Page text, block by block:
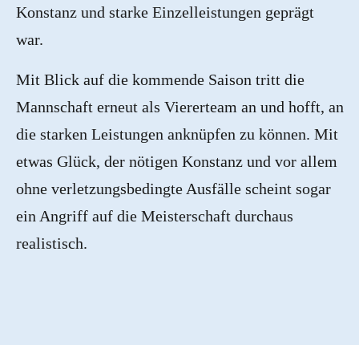
Konstanz und starke Einzelleistungen geprägt
war.
Mit Blick auf die kommende Saison tritt die
Mannschaft erneut als Viererteam an und hofft, an
die starken Leistungen anknüpfen zu können. Mit
etwas Glück, der nötigen Konstanz und vor allem
ohne verletzungsbedingte Ausfälle scheint sogar
ein Angriff auf die Meisterschaft durchaus
realistisch.